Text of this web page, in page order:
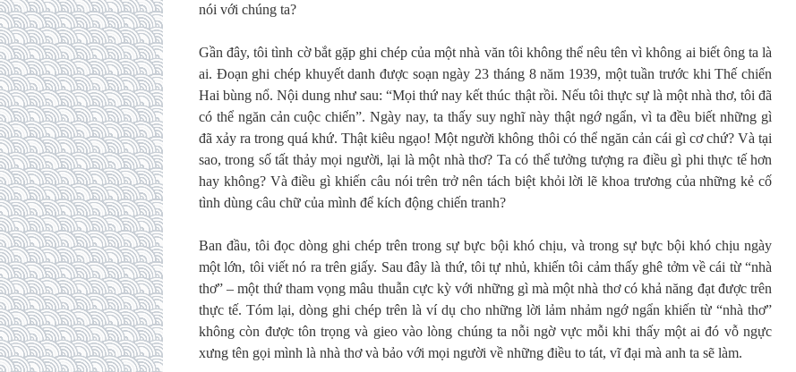
nói với chúng ta?
Gần đây, tôi tình cờ bắt gặp ghi chép của một nhà văn tôi không thể nêu tên vì không ai biết ông ta là
ai. Đoạn ghi chép khuyết danh được soạn ngày 23 tháng 8 năm 1939, một tuần trước khi Thế chiến
Hai bùng nổ. Nội dung như sau: “Mọi thứ nay kết thúc thật rồi. Nếu tôi thực sự là một nhà thơ, tôi đã
có thể ngăn cản cuộc chiến”. Ngày nay, ta thấy suy nghĩ này thật ngớ ngẩn, vì ta đều biết những gì
đã xảy ra trong quá khứ. Thật kiêu ngạo! Một người không thôi có thể ngăn cản cái gì cơ chứ? Và tại
sao, trong số tất thảy mọi người, lại là một nhà thơ? Ta có thể tưởng tượng ra điều gì phi thực tế hơn
hay không? Và điều gì khiến câu nói trên trở nên tách biệt khỏi lời lẽ khoa trương của những kẻ cố
tình dùng câu chữ của mình để kích động chiến tranh?
Ban đầu, tôi đọc dòng ghi chép trên trong sự bực bội khó chịu, và trong sự bực bội khó chịu ngày
một lớn, tôi viết nó ra trên giấy. Sau đây là thứ, tôi tự nhủ, khiến tôi cảm thấy ghê tởm về cái từ “nhà
thơ” – một thứ tham vọng mâu thuẫn cực kỳ với những gì mà một nhà thơ có khả năng đạt được trên
thực tế. Tóm lại, dòng ghi chép trên là ví dụ cho những lời lảm nhảm ngớ ngẩn khiến từ “nhà thơ”
không còn được tôn trọng và gieo vào lòng chúng ta nỗi ngờ vực mỗi khi thấy một ai đó vỗ ngực
xưng tên gọi mình là nhà thơ và bảo với mọi người về những điều to tát, vĩ đại mà anh ta sẽ làm.